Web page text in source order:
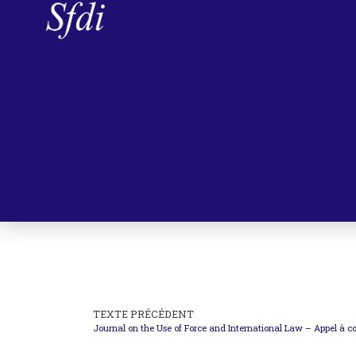
TEXTE PRÉCÉDENT
Journal on the Use of Force and International Law – Appel à